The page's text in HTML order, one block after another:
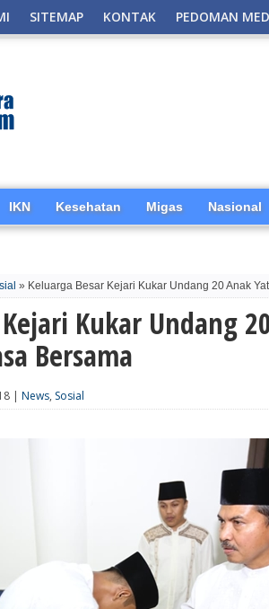
SITEMAP KONTAK PEDOMAN
IKN Kesehatan Migas Nasional
» Keluarga Besar Kejari Kukar Undang 20 Anak
Kukar Undang
Bersama
| News, Sosial